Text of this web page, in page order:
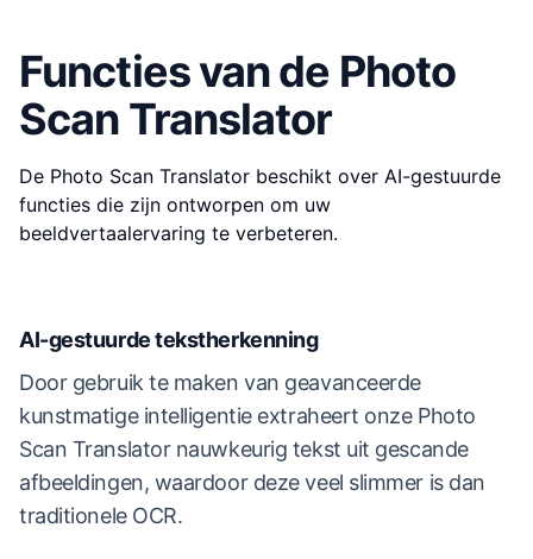
Functies van de Photo
Scan Translator
De Photo Scan Translator beschikt over AI-gestuurde
functies die zijn ontworpen om uw
beeldvertaalervaring te verbeteren.
AI-gestuurde tekstherkenning
Door gebruik te maken van geavanceerde
kunstmatige intelligentie extraheert onze Photo
Scan Translator nauwkeurig tekst uit gescande
afbeeldingen, waardoor deze veel slimmer is dan
traditionele OCR.